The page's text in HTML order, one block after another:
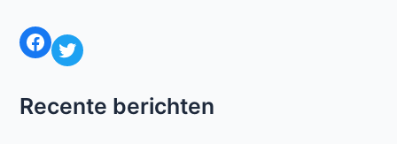
Facebook Twitter
Recente berichten